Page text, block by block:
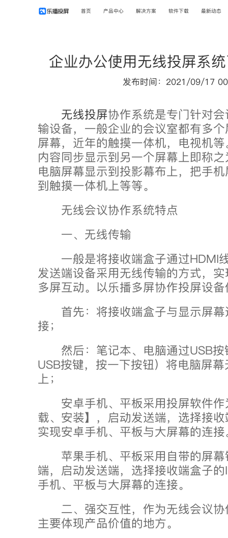
首页 产品中心 解决方案 软件下载 最新动态
企业办公使用无线投屏系
发布时间：2021/09/17
无线投屏协作系统是专门针对
输设备，一般企业的会议室都有多
屏幕，近年的触摸一体机，电视机
内容同步显示到另一个屏幕上即称
电脑屏幕显示到投影幕布上，把手
到触摸一体机上等等。
无线会议协作系统特点
一、无线传输
一般是将接收端盒子通过HDMI
发送端设备采用无线传输的方式，
多屏互动。以乐播多屏协作投屏设
首先：将接收端盒子与显示屏幕
接；
然后：笔记本、电脑通过USB按
USB按键，按一下按钮）将电脑屏
上；
安卓手机、平板采用投屏软件作
载、安装】，启动发送端，选择接
实现安卓手机、平板与大屏幕的连接
苹果手机、平板采用自带的屏幕
端，启动发送端，选择接收端盒子
手机、平板与大屏幕的连接。
二、强交互性，作为无线会议协
主要体现产品价值的地方。